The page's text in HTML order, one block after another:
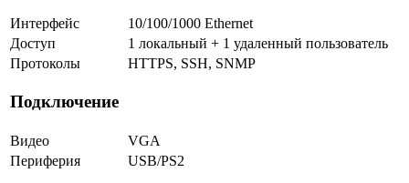
Интерфейс
10/100/1000 Ethernet
Доступ
1 локальный + 1 удаленный пользователь
Протоколы
HTTPS, SSH, SNMP
Подключение
Видео
VGA
Периферия
USB/PS2